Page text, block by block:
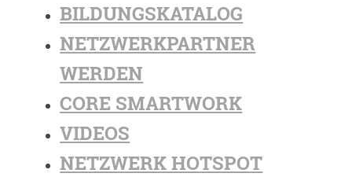
BILDUNGSKATALOG
NETZWERKPARTNER
WERDEN
CORE SMARTWORK
VIDEOS
NETZWERK HOTSPOT